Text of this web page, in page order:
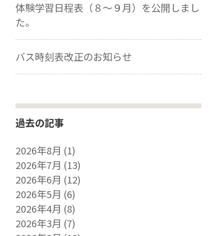
体験学習日程表（８～９月）を公開しまし
た。
バス時刻表改正のお知らせ
過去の記事
2026年8月 (1)
2026年7月 (13)
2026年6月 (12)
2026年5月 (6)
2026年4月 (8)
2026年3月 (7)